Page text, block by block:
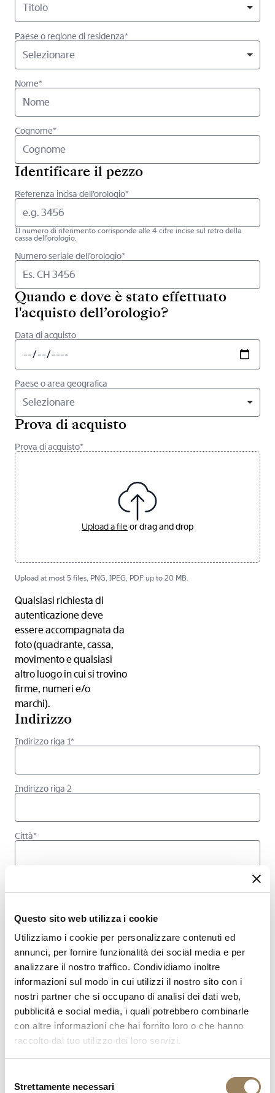
Questo sito web utilizza i cookie
Utilizziamo i cookie per personalizzare contenuti ed
annunci, per fornire funzionalità dei social media e per
analizzare il nostro traffico. Condividiamo inoltre
informazioni sul modo in cui utilizzi il nostro sito con i
nostri partner che si occupano di analisi dei dati web,
pubblicità e social media, i quali potrebbero combinarle
con altre informazioni che hai fornito loro o che hanno
raccolto dal tuo utilizzo dei loro servizi.
delStrettamente necessari
Titolo
Paese o regione di residenza*
Selezionare
Nome*
Cognome*
Identificare il pezzo
Referenza incisa dell’orologio*
Il numero di riferimento corrisponde alle 4 cifre incise sul retro della
cassa dell’orologio.
Numero seriale dell’orologio*
Quando e dove è stato effettuato
l'acquisto dell’orologio?
Data di acquisto
Paese o area geografica
Selezionare
Prova di acquisto
Prova di acquisto*
Upload a file or drag and drop
Upload at most 5 files, PNG, JPEG, PDF up to 20 MB.
Qualsiasi richiesta di
autenticazione deve
essere accompagnata da
foto (quadrante, cassa,
movimento e qualsiasi
altro luogo in cui si trovino
firme, numeri e/o
marchi).
Indirizzo
Indirizzo riga 1*
Indirizzo riga 2
Città*
Selezionare
CAP*
Lingua desiderata per la comunicazione*
Selezionare la lingua